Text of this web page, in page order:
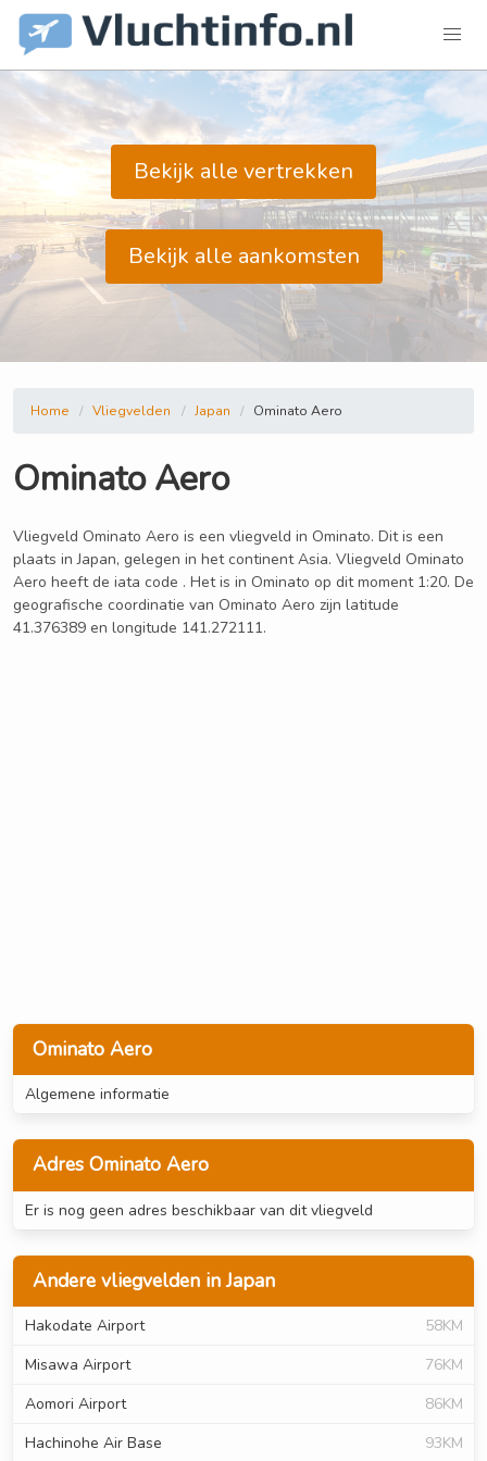
Bekijk alle vertrekken
Bekijk alle aankomsten
Ominato Aero
Algemene informatie
Adres Ominato Aero
Er is nog geen adres beschikbaar van dit vliegveld
Andere vliegvelden in Japan
Hakodate Airport
58KM
Misawa Airport
76KM
Aomori Airport
86KM
Hachinohe Air Base
93KM
Home Vliegvelden Japan Ominato Aero
Ominato Aero
Vliegveld Ominato Aero is een vliegveld in Ominato. Dit is een
plaats in Japan, gelegen in het continent Asia. Vliegveld Ominato
Aero heeft de iata code . Het is in Ominato op dit moment 1:20. De
geografische coordinatie van Ominato Aero zijn latitude
41.376389 en longitude 141.272111.